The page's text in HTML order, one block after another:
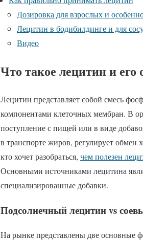
Дозировка для взрослых и
Лецитин в бодибилдинге и для
Видео
Что такое лецитин и
Лецитин представляет собой смесь
компонентами клеточных мембран. В
поступление с пищей или в виде
в транспорте жиров, регулирует обмен
кто хочет разобраться, чем полезен
Основными источниками лецитина
специализированные добавки.
Подсолнечный лецитин vs
На рынке представлены две основные